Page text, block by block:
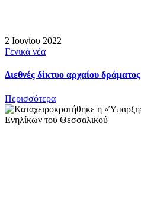
2 Ιουνίου 2022
Γενικά νέα
Διεθνές δίκτυο αρχαίου δράματος
Περισσότερα